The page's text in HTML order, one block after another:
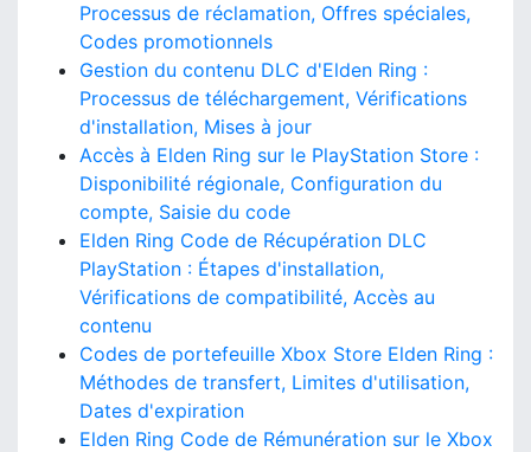
Processus de réclamation, Offres spéciales,
Codes promotionnels
Gestion du contenu DLC d'Elden Ring :
Processus de téléchargement, Vérifications
d'installation, Mises à jour
Accès à Elden Ring sur le PlayStation Store :
Disponibilité régionale, Configuration du
compte, Saisie du code
Elden Ring Code de Récupération DLC
PlayStation : Étapes d'installation,
Vérifications de compatibilité, Accès au
contenu
Codes de portefeuille Xbox Store Elden Ring :
Méthodes de transfert, Limites d'utilisation,
Dates d'expiration
Elden Ring Code de Rémunération sur le Xbox